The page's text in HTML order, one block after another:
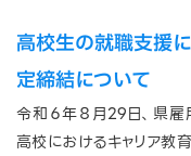
高校生の就職支援
定締結について
令和６年８月29日、県
高校におけるキャリア教